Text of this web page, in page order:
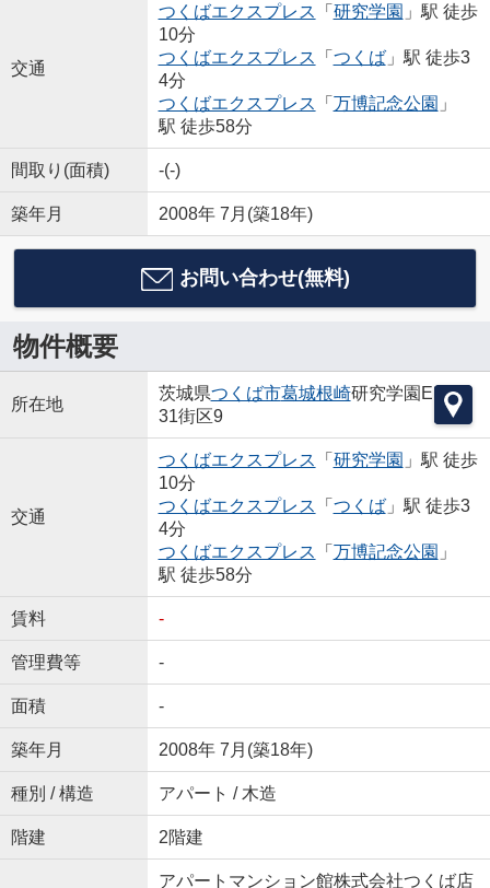
交通
つくばエクスプレス 「 研究学園 」駅 徒歩
10分
つくばエクスプレス 「 つくば」駅 徒歩3
4分
つくばエクスプレス 「 万博記念公園 」
駅 徒歩58分
間取り(面積) -(-)
築年月 2008年 7月(築18年)
お問い合わせ(無料)
物件概要
所在地
茨城県つくば市葛城根崎研究学園E
31街区9
交通
つくばエクスプレス 「 研究学園 」駅 徒歩
10分
つくばエクスプレス 「 つくば」駅 徒歩3
4分
つくばエクスプレス 「 万博記念公園 」
駅 徒歩58分
賃料 -
管理費等 -
面積 -
築年月 2008年 7月(築18年)
種別 / 構造 アパート / 木造
階建 2階建
アパートマンション館株式会社つくば店